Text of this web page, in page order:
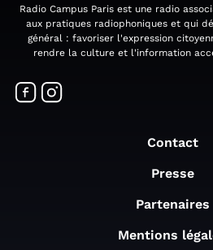
Radio Campus Paris est une radio
aux pratiques radiophoniques et qui
général : favoriser l'expression
rendre la culture et l'information
Contact
Presse
Partenaires
Mentions